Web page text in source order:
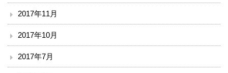
2017年11月
2017年10月
2017年7月